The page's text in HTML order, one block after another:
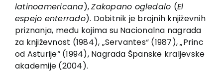
EU PROJECTS
Contact
latinoamericana),Zakopano ogledalo (El
espejo enterrado). Dobitnik je brojnih književnih
priznanja, među kojima su Nacionalna nagrada
za književnost (1984), „Servantes“ (1987), „Princ
od Asturije“ (1994), Nagrada Španske kraljevske
akademije (2004).